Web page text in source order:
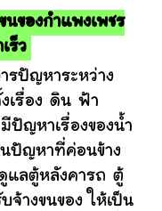
ของกำแพงเพชร
ร็ว
ญหาระหว่าง
เรื่อง ดิน ฟ้า
ปัญหาเรื่องของน้ำ
ป็นปัญหาที่ค่อนข้าง
แลตู้หลังคารถ ตู้
างขนของ ให้เป็น